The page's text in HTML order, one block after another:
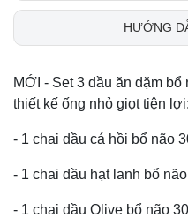
HƯỚNG
MỚI - Set 3 dầu ăn dặm
thiết kế ống nhỏ giọt tiện lợi:
- 1 chai dầu cá hồi bổ não
- 1 chai dầu hạt lanh bổ
- 1 chai dầu Olive bổ não